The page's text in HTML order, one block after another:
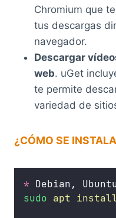
Chromium que
tus descargas
navegador.
Descargar
web. uGet
te permite
variedad de
¿CÓMO SE
* Debian,
sudo apt